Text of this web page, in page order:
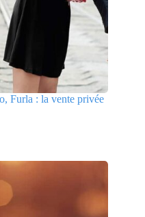
Furla : la vente privée